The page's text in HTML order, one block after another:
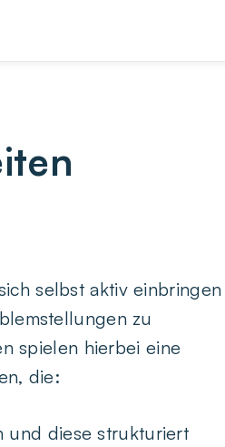
selbst aktiv einbringen
zu
spielen hierbei eine
die:
und diese strukturiert